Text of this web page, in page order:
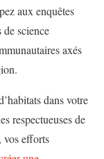
aux enquêtes
science
axés
dans votre
respectueuses de
vos efforts